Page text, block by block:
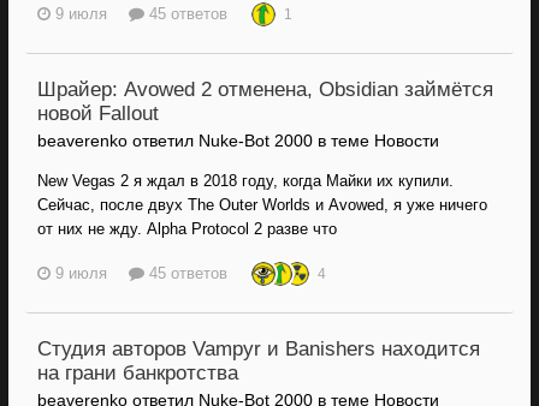
9 июля 45 ответов 1
Шрайер: Avowed 2 отменена, Obsidian займётся
новой Fallout
beaverenko ответил Nuke-Bot 2000 в теме Новости
New Vegas 2 я ждал в 2018 году, когда Майки их купили.
Сейчас, после двух The Outer Worlds и Avowed, я уже ничего
от них не жду. Alpha Protocol 2 разве что
9 июля 45 ответов 4
Студия авторов Vampyr и Banishers находится
на грани банкротства
beaverenko ответил Nuke-Bot 2000 в теме Новости